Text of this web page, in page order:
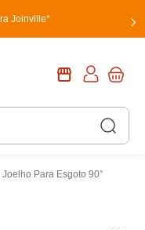
Joinville*
Joelho Para Esgoto 90°